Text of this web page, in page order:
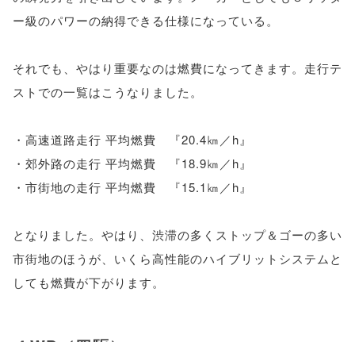
ー級のパワーの納得できる仕様になっている。
それでも、やはり重要なのは燃費になってきます。走行テ
ストでの一覧はこうなりました。
・高速道路走行 平均燃費 『20.4㎞／h』
・郊外路の走行 平均燃費 『18.9㎞／h』
・市街地の走行 平均燃費 『15.1㎞／h』
となりました。やはり、渋滞の多くストップ＆ゴーの多い
市街地のほうが、いくら高性能のハイブリットシステムと
しても燃費が下がります。